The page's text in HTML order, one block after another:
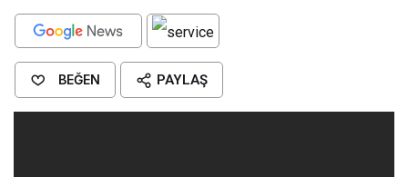
BEĞEN PAYLAŞ